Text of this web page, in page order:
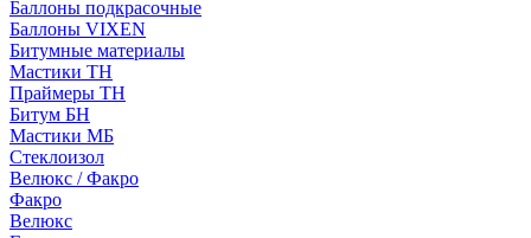
Баллоны подкрасочные
Баллоны VIXEN
Битумные материалы
Мастики ТН
Праймеры ТН
Битум БН
Мастики МБ
Стеклоизол
Велюкс / Факро
Факро
Велюкс